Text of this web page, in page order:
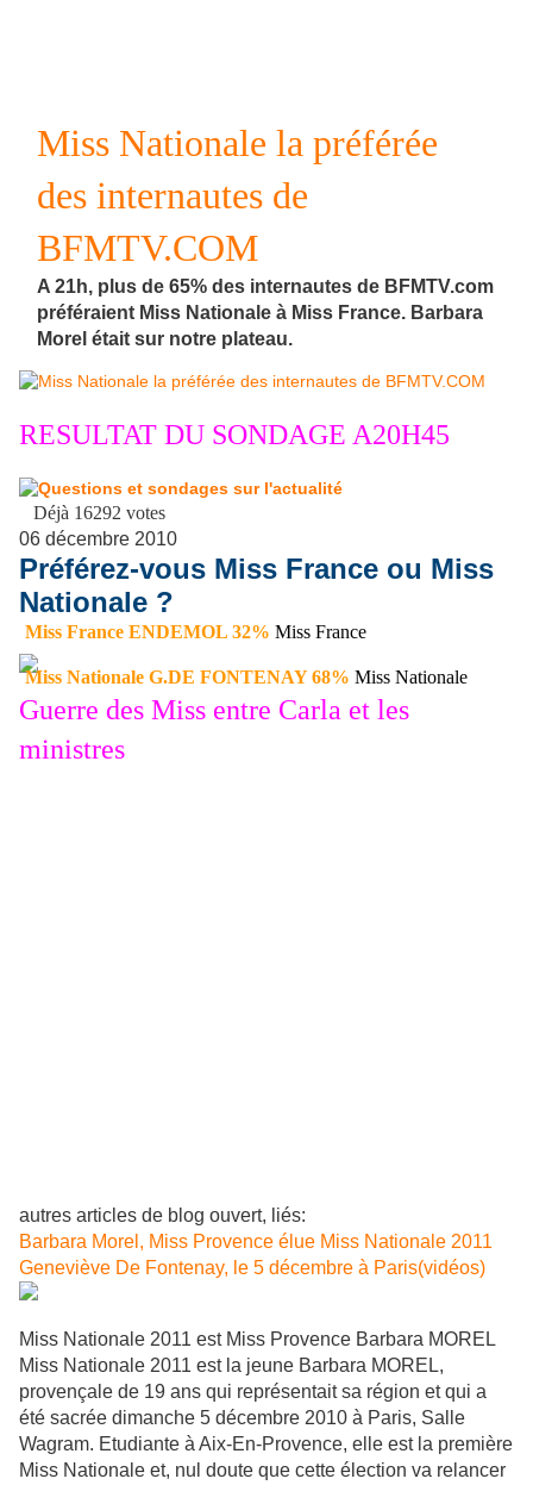
Miss Nationale la préférée
des internautes de
BFMTV.COM
A 21h, plus de 65% des internautes de BFMTV.com
préféraient Miss Nationale à Miss France. Barbara
Morel était sur notre plateau.
RESULTAT DU SONDAGE A20H45
Déjà 16292 votes
06 décembre 2010
Préférez-vous Miss France ou Miss
Nationale ?
Miss France ENDEMOL 32% Miss France
Miss Nationale G.DE FONTENAY 68% Miss Nationale
Guerre des Miss entre Carla et les
ministres
autres articles de blog ouvert, liés:
Barbara Morel, Miss Provence élue Miss Nationale 2011
Geneviève De Fontenay, le 5 décembre à Paris(vidéos)
Miss Nationale 2011 est Miss Provence Barbara MOREL
Miss Nationale 2011 est la jeune Barbara MOREL,
provençale de 19 ans qui représentait sa région et qui a
été sacrée dimanche 5 décembre 2010 à Paris, Salle
Wagram. Etudiante à Aix-En-Provence, elle est la première
Miss Nationale et, nul doute que cette élection va relancer